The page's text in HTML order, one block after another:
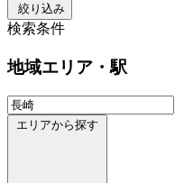
絞り込み
検索条件
地域エリア・駅
エリアから探す